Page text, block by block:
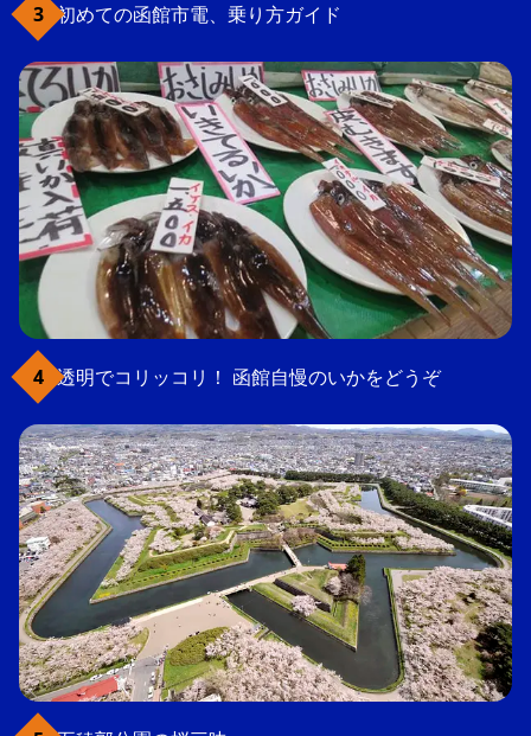
初めての函館市電、乗り方ガイド
透明でコリッコリ！ 函館自慢のいかをどうぞ